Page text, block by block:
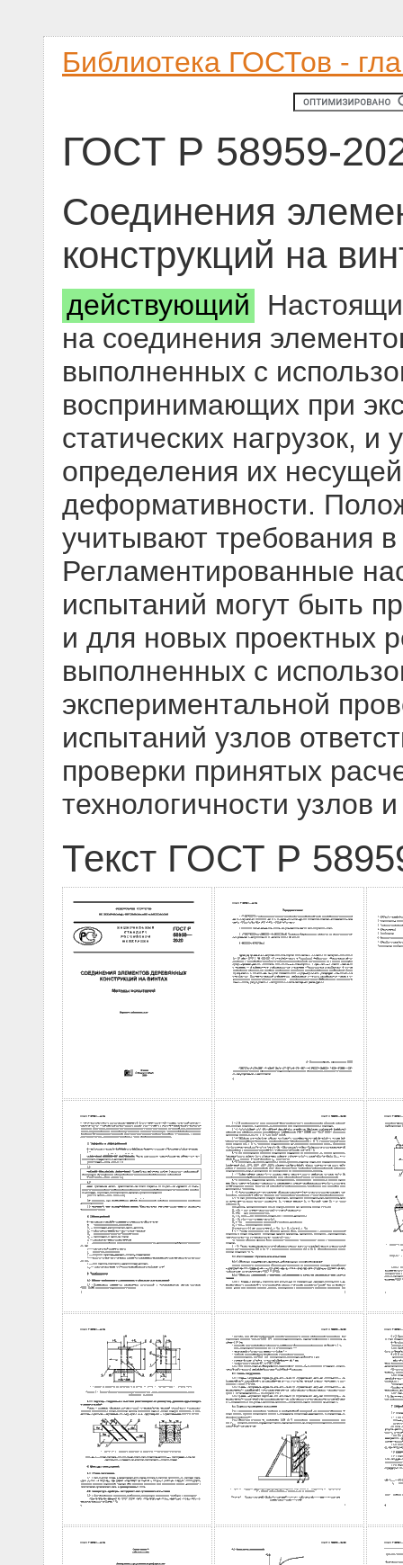
Библиотека ГОСТов -
ГОСТ Р 58959-
Соединения
конструкций на
действующий
на соединения
выполненных с
воспринимающих при
статических нагрузок,
определения их
деформативности.
учитывают требования
Регламентированные
испытаний могут быть
и для новых проектных
выполненных с
экспериментальной
испытаний узлов
проверки принятых
технологичности узлов
Текст ГОСТ Р